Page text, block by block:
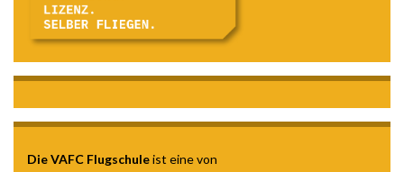
Die VAFC Flugschuleist eine von